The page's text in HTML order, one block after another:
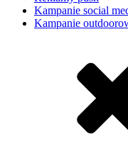
Kampanie social
Kampanie